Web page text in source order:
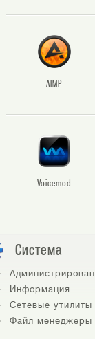
AIMP
Voicemod
Система
Администрирование
Информация
Сетевые утилиты
Файл менеджеры